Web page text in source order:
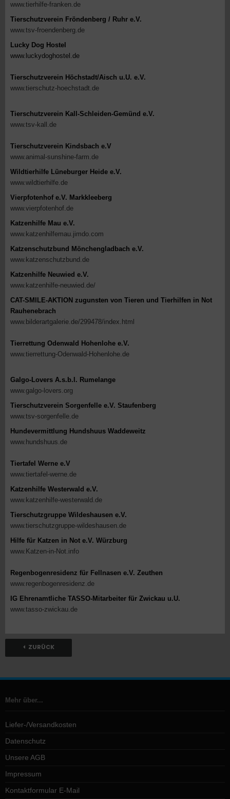
www.tierhilfe-franken.de
Tierschutzverein Fröndenberg / Ruhr e.V.
www.tsv-froendenberg.de
Lucky Dog Hostel
www.luckydoghostel.de
Tierschutzverein Höchstadt/Aisch u.U. e.V.
www.tierschutz-hoechstadt.de
Tierschutzverein Kall-Schleiden-Gemünd e.V.
www.tsv-kall.de
Tierschutzverein Kindsbach e.V
www.animal-sunshine-farm.de
Wildtierhilfe Lüneburger Heide e.V.
www.wildtierhilfe.de
Vierpfotenhof e.V. Markkleeberg
www.vierpfotenhof.de
Katzenhilfe Mau e.V.
www.katzenhilfemau.jimdo.com
Katzenschutzbund Mönchengladbach e.V.
www.katzenschutzbund.de
Katzenhilfe Neuwied e.V.
www.katzenhilfe-neuwied.de/
CAT-SMILE-AKTION zugunsten von Tieren und Tierhilfen in Not
Rauhenebrach
www.bilderartgalerie.de/299478/index.html
Tierrettung Odenwald Hohenlohe e.V.
www.tierrettung-Odenwald-Hohenlohe.de
Galgo-Lovers A.s.b.l. Rumelange
www.galgo-lovers.org
Tierschutzverein Sorgenfelle e.V. Staufenberg
www.tsv-sorgenfelle.de
Hundevermittlung Hundshuus Waddeweitz
www.hundshuus.de
Tiertafel Werne e.V
www.tiertafel-werne.de
Katzenhilfe Westerwald e.V.
www.katzenhilfe-westerwald.de
Tierschutzgruppe Wildeshausen e.V.
www.tierschutzgruppe-wildeshausen.de
Hilfe für Katzen in Not e.V. Würzburg
www.Katzen-in-Not.info
Regenbogenresidenz für Fellnasen e.V. Zeuthen
www.regenbogenresidenz.de
IG Ehrenamtliche TASSO-Mitarbeiter für Zwickau u.U.
www.tasso-zwickau.de
ZURÜCK
Mehr über...
Liefer-/Versandkosten
Datenschutz
Unsere AGB
Impressum
Kontaktformular E-Mail